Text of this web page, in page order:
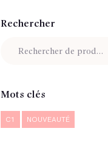
Rechercher
Mots clés
C1 NOUVEAUTÉ